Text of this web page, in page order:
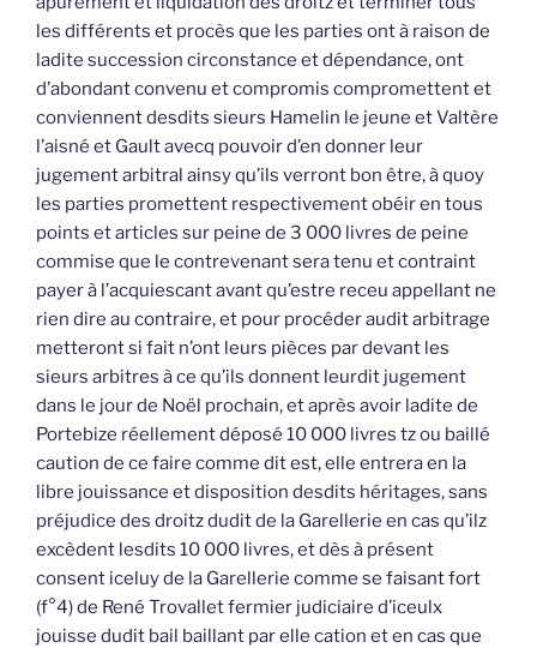
les différents et procès que les parties ont à raison de
ladite succession circonstance et dépendance, ont
d’abondant convenu et compromis compromettent et
conviennent desdits sieurs Hamelin le jeune et Valtère
l’aisné et Gault avecq pouvoir d’en donner leur
jugement arbitral ainsy qu’ils verront bon être, à quoy
les parties promettent respectivement obéir en tous
points et articles sur peine de 3 000 livres de peine
commise que le contrevenant sera tenu et contraint
payer à l’acquiescant avant qu’estre receu appellant ne
rien dire au contraire, et pour procéder audit arbitrage
metteront si fait n’ont leurs pièces par devant les
sieurs arbitres à ce qu’ils donnent leurdit jugement
dans le jour de Noël prochain, et après avoir ladite de
Portebize réellement déposé 10 000 livres tz ou baillé
caution de ce faire comme dit est, elle entrera en la
libre jouissance et disposition desdits héritages, sans
préjudice des droitz dudit de la Garellerie en cas qu’ilz
excèdent lesdits 10 000 livres, et dès à présent
consent iceluy de la Garellerie comme se faisant fort
(f°4) de René Trovallet fermier judiciaire d’iceulx
jouisse dudit bail baillant par elle cation et en cas que